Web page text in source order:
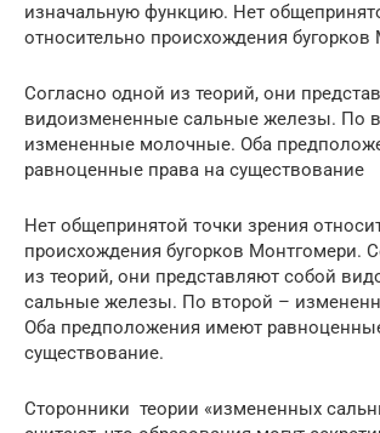
изначальную функцию. Нет
относительно происхождения бугорков
Согласно одной из теорий, они
видоизмененные сальные железы. По
измененные молочные. Оба
равноценные права на существование
Нет общепринятой точки зрения
происхождения бугорков Монтгомери.
из теорий, они представляют собой
сальные железы. По второй –
Оба предположения имеют
существование.
Сторонники теории «измененных